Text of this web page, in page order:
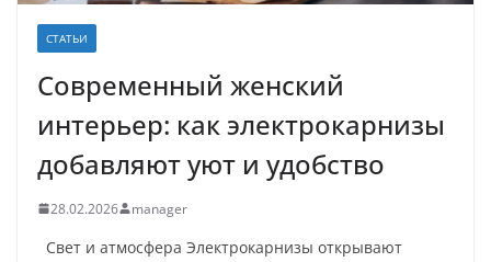
СТАТЬИ
Современный женский
интерьер: как электрокарнизы
добавляют уют и удобство
28.02.2026 manager
Свет и атмосфера Электрокарнизы открывают